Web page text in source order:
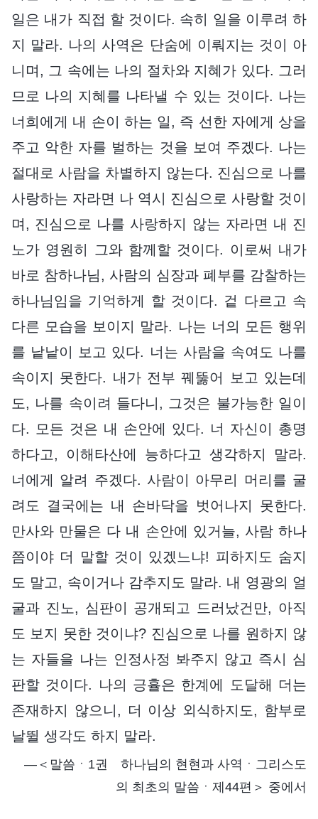
일은 내가 직접 할 것이다. 속히 일을 이루려 하
지 말라. 나의 사역은 단숨에 이뤄지는 것이 아
니며, 그 속에는 나의 절차와 지혜가 있다. 그러
므로 나의 지혜를 나타낼 수 있는 것이다. 나는
너희에게 내 손이 하는 일, 즉 선한 자에게 상을
주고 악한 자를 벌하는 것을 보여 주겠다. 나는
절대로 사람을 차별하지 않는다. 진심으로 나를
사랑하는 자라면 나 역시 진심으로 사랑할 것이
며, 진심으로 나를 사랑하지 않는 자라면 내 진
노가 영원히 그와 함께할 것이다. 이로써 내가
바로 참하나님, 사람의 심장과 폐부를 감찰하는
하나님임을 기억하게 할 것이다. 겉 다르고 속
다른 모습을 보이지 말라. 나는 너의 모든 행위
를 낱낱이 보고 있다. 너는 사람을 속여도 나를
속이지 못한다. 내가 전부 꿰뚫어 보고 있는데
도, 나를 속이려 들다니, 그것은 불가능한 일이
다. 모든 것은 내 손안에 있다. 너 자신이 총명
하다고, 이해타산에 능하다고 생각하지 말라.
너에게 알려 주겠다. 사람이 아무리 머리를 굴
려도 결국에는 내 손바닥을 벗어나지 못한다.
만사와 만물은 다 내 손안에 있거늘, 사람 하나
쯤이야 더 말할 것이 있겠느냐! 피하지도 숨지
도 말고, 속이거나 감추지도 말라. 내 영광의 얼
굴과 진노, 심판이 공개되고 드러났건만, 아직
도 보지 못한 것이냐? 진심으로 나를 원하지 않
는 자들을 나는 인정사정 봐주지 않고 즉시 심
판할 것이다. 나의 긍휼은 한계에 도달해 더는
존재하지 않으니, 더 이상 외식하지도, 함부로
날뛸 생각도 하지 말라.
―＜말씀ㆍ1권 하나님의 현현과 사역ㆍ그리스도
의 최초의 말씀ㆍ제44편＞ 중에서